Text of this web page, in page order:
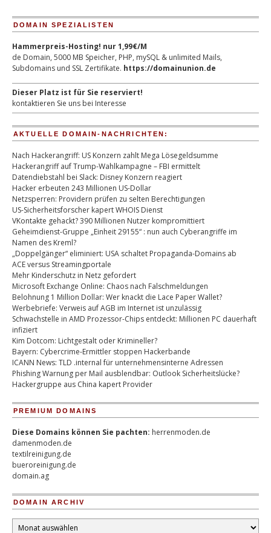
DOMAIN SPEZIALISTEN
Hammerpreis-Hosting! nur 1,99€/M
de Domain, 5000 MB Speicher, PHP, mySQL & unlimited Mails,
Subdomains und SSL Zertifikate. https://domainunion.de
Dieser Platz ist für Sie reserviert!
kontaktieren Sie uns bei Interesse
AKTUELLE DOMAIN-NACHRICHTEN:
Nach Hackerangriff: US Konzern zahlt Mega Lösegeldsumme
Hackerangriff auf Trump-Wahlkampagne – FBI ermittelt
Datendiebstahl bei Slack: Disney Konzern reagiert
Hacker erbeuten 243 Millionen US-Dollar
Netzsperren: Providern prüfen zu selten Berechtigungen
US-Sicherheitsforscher kapert WHOIS Dienst
VKontakte gehackt? 390 Millionen Nutzer kompromittiert
Geheimdienst-Gruppe „Einheit 29155“ : nun auch Cyberangriffe im
Namen des Kreml?
„Doppelgänger“ eliminiert: USA schaltet Propaganda-Domains ab
ACE versus Streamingportale
Mehr Kinderschutz in Netz gefordert
Microsoft Exchange Online: Chaos nach Falschmeldungen
Belohnung 1 Million Dollar: Wer knackt die Lace Paper Wallet?
Werbebriefe: Verweis auf AGB im Internet ist unzulässig
Schwachstelle in AMD Prozessor-Chips entdeckt: Millionen PC dauerhaft
infiziert
Kim Dotcom: Lichtgestalt oder Krimineller?
Bayern: Cybercrime-Ermittler stoppen Hackerbande
ICANN News: TLD .internal für unternehmensinterne Adressen
Phishing Warnung per Mail ausblendbar: Outlook Sicherheitslücke?
Hackergruppe aus China kapert Provider
PREMIUM DOMAINS
Diese Domains können Sie pachten: herrenmoden.de
damenmoden.de
textilreinigung.de
bueroreinigung.de
domain.ag
DOMAIN ARCHIV
Domain